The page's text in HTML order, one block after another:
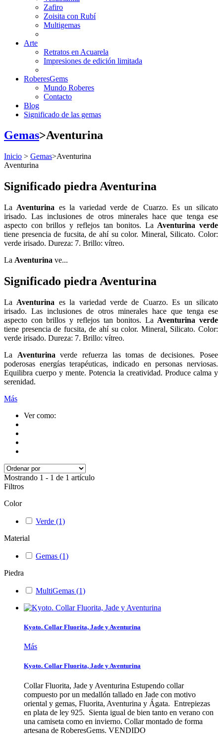
Zafiro
Zoisita con Rubí
Multigemas
Arte
Retratos en Acuarela
Impresiones de edición limitada
RoberesGems
Mundo Roberes
Contacto
Blog
Significado de las gemas
Gemas>Aventurina
Inicio > Gemas>Aventurina
Aventurina
Significado piedra Aventurina
La Aventurina es la variedad verde de Cuarzo. Es un silicato
irisado. Las inclusiones de otros minerales hace que tenga ese
aspecto con brillos y reflejos tan bonitos. La Aventurinaverde
tiene presencia de fucsita, de ahí su color. Mineral, Silicato. Color:
verde irisado. Dureza: 7. Brillo: vítreo.
La Aventurina ve...
Significado piedra Aventurina
La Aventurina es la variedad verde de Cuarzo. Es un silicato
irisado. Las inclusiones de otros minerales hace que tenga ese
aspecto con brillos y reflejos tan bonitos. La Aventurinaverde
tiene presencia de fucsita, de ahí su color. Mineral, Silicato. Color:
verde irisado. Dureza: 7. Brillo: vítreo.
La Aventurina verde refuerza las tomas de decisiones. Posee
poderosas energías terapéuticas, indicado en personas nerviosas.
Equilibra cuerpo y mente. Potencia la creatividad. Produce calma y
serenidad.
Más
Ver como:
Mostrando 1 - 1 de 1 artículo
Filtros
Color
Verde (1)
Material
Gemas (1)
Piedra
MultiGemas (1)
Kyoto. Collar Fluorita, Jade y Aventurina
Más
Kyoto. Collar Fluorita, Jade y Aventurina
Collar Fluorita, Jade y Aventurina Estupendo collar
compuesto por un medallón tallado en Jade con motivo
oriental y gemas, Fluorita, Aventurina y Ágata. Entrepiezas
en plata de ley 925. Sienta igual de bien tanto en verano con
una camiseta como en invierno. Collar montado de forma
artesana de RoberesGems. VENDIDO